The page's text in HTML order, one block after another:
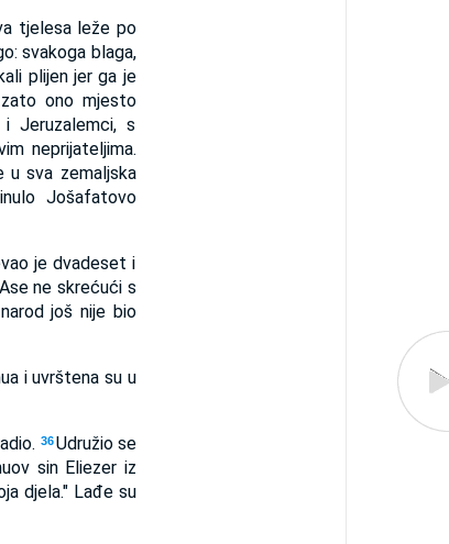
tjelesa leže po
svakoga blaga,
plijen jer ga je
ono mjesto
Jeruzalemci, s
neprijateljima.
u sva zemaljska
Jošafatovo
je dvadeset i
ne skrećući s
još nije bio
i uvrštena su u
36 Udružio se
sin Eliezer iz
djela." Lađe su